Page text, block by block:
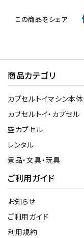
この商品をシェア
商品カテゴリ
カプセルトイマシン本体
カプセルトイ・カプセル
空カプセル
レンタル
景品・文具・玩具
ご利用ガイド
お知らせ
ご利用ガイド
利用規約